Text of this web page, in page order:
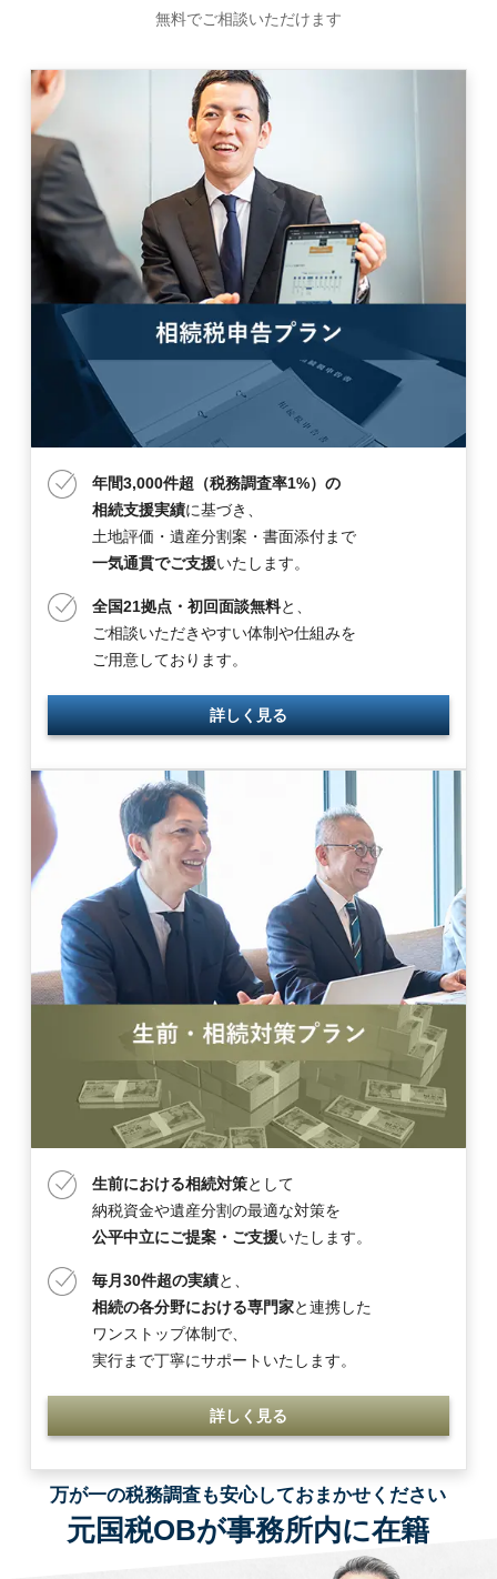
無料でご相談いただけます
年間3,000件超（税務調査率1%）の
相続支援実績に基づき、
土地評価・遺産分割案・書面添付まで
一気通貫でご支援いたします。
全国21拠点・初回面談無料と、
ご相談いただきやすい体制や仕組みを
ご用意しております。
詳しく見る
生前における相続対策として
納税資金や遺産分割の最適な対策を
公平中立にご提案・ご支援いたします。
毎月30件超の実績と、
相続の各分野における専門家と連携した
ワンストップ体制で、
実行まで丁寧にサポートいたします。
詳しく見る
万が一の税務調査も安心しておまかせください
元国税OBが事務所内に在籍